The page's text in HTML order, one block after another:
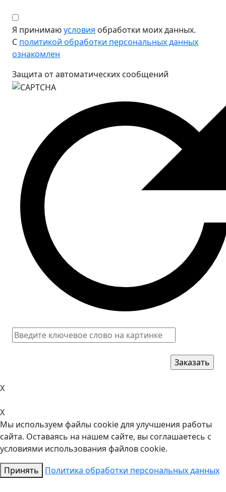
Я принимаюусловия обработки моих данных.
С политикой обработки персональных данных
ознакомлен
Защита от автоматических сообщений
X
X
Мы используем файлы cookie для улучшения работы
сайта. Оставаясь на нашем сайте, вы соглашаетесь с
условиями использования файлов cookie.
Принять
Политика обработки персональных данных